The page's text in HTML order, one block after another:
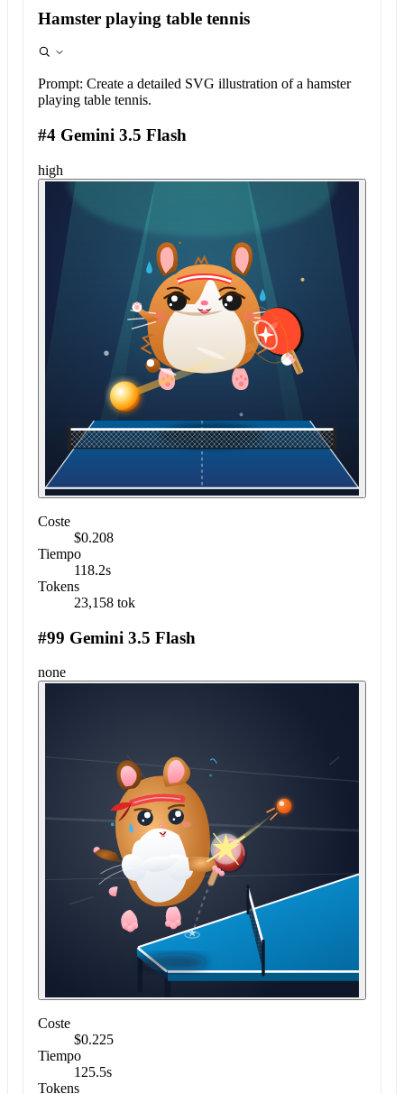
Hamster playing table tennis
Prompt: Create a detailed SVG illustration of a hamster
playing table tennis.
#4 Gemini 3.5 Flash
high
Coste
$0.208
Tiempo
118.2s
Tokens
23,158 tok
#99 Gemini 3.5 Flash
none
Coste
$0.225
Tiempo
125.5s
Tokens